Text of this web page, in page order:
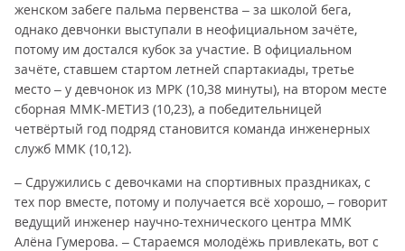
женском забеге пальма первенства – за школой бега,
однако девчонки выступали в неофициальном зачёте,
потому им достался кубок за участие. В официальном
зачёте, ставшем стартом летней спартакиады, третье
место – у девчонок из МРК (10,38 минуты), на втором месте
сборная ММК-МЕТИЗ (10,23), а победительницей
четвёртый год подряд становится команда инженерных
служб ММК (10,12).
– Сдружились с девочками на спортивных праздниках, с
тех пор вместе, потому и получается всё хорошо, – говорит
ведущий инженер научно-технического центра ММК
Алёна Гумерова. – Стараемся молодёжь привлекать, вот с